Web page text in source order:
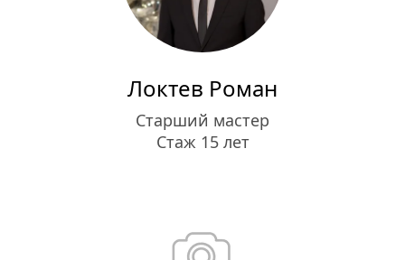
Локтев Роман
Старший мастер
Стаж 15 лет